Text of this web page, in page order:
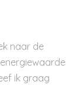
naar de
ik graag